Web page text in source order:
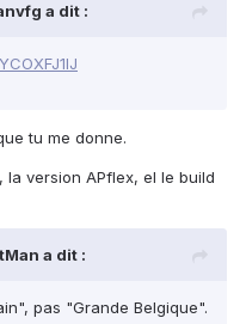
a dit :
tu me donne.
version APflex, el le build
a dit :
pas "Grande Belgique".